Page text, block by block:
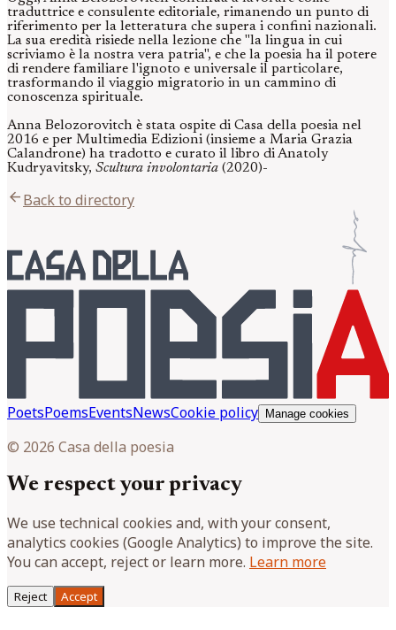
traduttrice e consulente editoriale, rimanendo un punto di
riferimento per la letteratura che supera i confini nazionali.
La sua eredità risiede nella lezione che "la lingua in cui
scriviamo è la nostra vera patria", e che la poesia ha il potere
di rendere familiare l'ignoto e universale il particolare,
trasformando il viaggio migratorio in un cammino di
conoscenza spirituale.
Anna Belozorovitch è stata ospite di Casa della poesia nel
2016 e per Multimedia Edizioni (insieme a Maria Grazia
Calandrone) ha tradotto e curato il libro di Anatoly
Kudryavitsky, Scultura involontaria (2020)-
arrow_backBack to directory
PoetsPoemsEventsNewsCookie policy Manage cookies
© 2026 Casa della poesia
We respect your privacy
We use technical cookies and, with your consent,
analytics cookies (Google Analytics) to improve the site.
You can accept, reject or learn more. Learn more
Reject Accept